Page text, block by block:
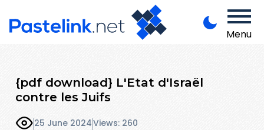
Menu
{pdf download} L'Etat d'Israël
contre les Juifs
25 June 2024Views: 260